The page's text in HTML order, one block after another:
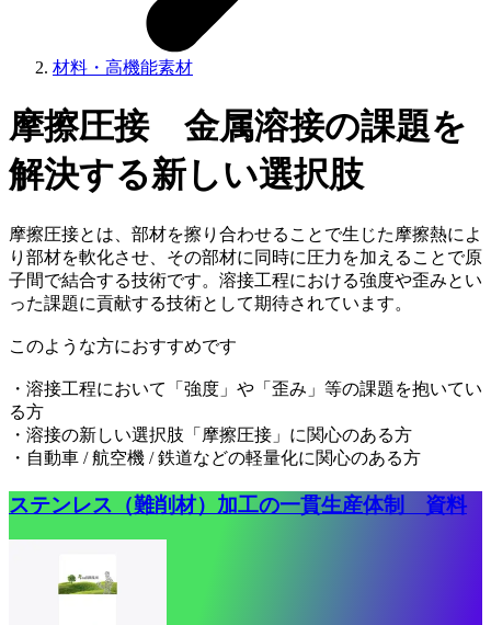
材料・高機能素材
摩擦圧接 金属溶接の課題を
解決する新しい選択肢
摩擦圧接とは、部材を擦り合わせることで生じた摩擦熱によ
り部材を軟化させ、その部材に同時に圧力を加えることで原
子間で結合する技術です。溶接工程における強度や歪みとい
った課題に貢献する技術として期待されています。
このような方におすすめです
・溶接工程において「強度」や「歪み」等の課題を抱いてい
る方
・溶接の新しい選択肢「摩擦圧接」に関心のある方
・自動車 / 航空機 / 鉄道などの軽量化に関心のある方
ステンレス（難削材）加工の一貫生産体制 資料